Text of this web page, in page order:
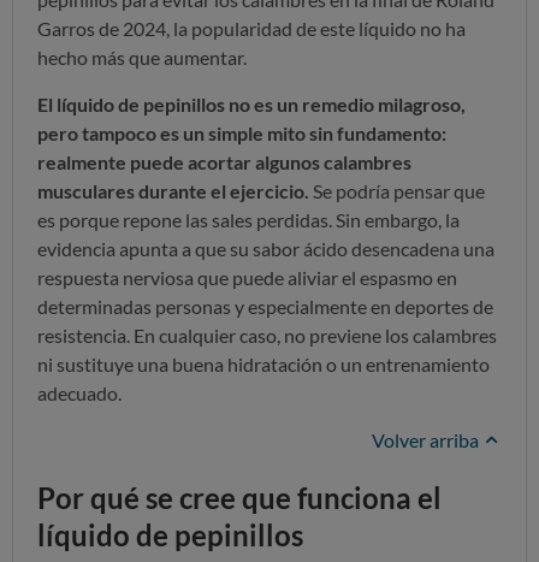
Garros de 2024, la popularidad de este líquido no ha
hecho más que aumentar.
El líquido de pepinillos no es un remedio milagroso,
pero tampoco es un simple mito sin fundamento:
realmente puede acortar algunos calambres
musculares durante el ejercicio. Se podría pensar que
es porque repone las sales perdidas. Sin embargo, la
evidencia apunta a que su sabor ácido desencadena una
respuesta nerviosa que puede aliviar el espasmo en
determinadas personas y especialmente en deportes de
resistencia. En cualquier caso, no previene los calambres
ni sustituye una buena hidratación o un entrenamiento
adecuado.
Volver arriba
Por qué se cree que funciona el
líquido de pepinillos